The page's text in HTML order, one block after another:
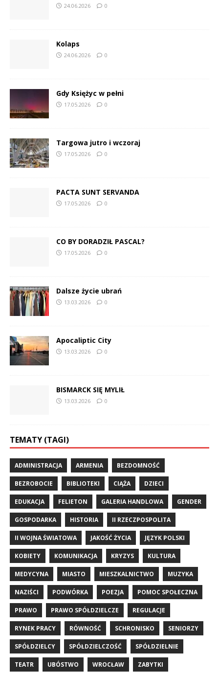
24.06.2026 0
Kolaps
24.06.2026 0
Gdy Księżyc w pełni
17.05.2026 0
Targowa jutro i wczoraj
17.05.2026 0
PACTA SUNT SERVANDA
17.05.2026 0
CO BY DORADZIŁ PASCAL?
17.05.2026 0
Dalsze życie ubrań
13.03.2026 0
Apocaliptic City
13.03.2026 0
BISMARCK SIĘ MYLIŁ
13.03.2026 0
TEMATY (TAGI)
ADMINISTRACJA ARMENIA BEZDOMNOŚĆ
BEZROBOCIE BIBLIOTEKI CIĄŻA DZIECI
EDUKACJA FELIETON GALERIA HANDLOWA GENDER
GOSPODARKA HISTORIA II RZECZPOSPOLITA
II WOJNA ŚWIATOWA JAKOŚĆ ŻYCIA JĘZYK POLSKI
KOBIETY KOMUNIKACJA KRYZYS KULTURA
MEDYCYNA MIASTO MIESZKALNICTWO MUZYKA
NAZIŚCI PODWÓRKA POEZJA POMOC SPOŁECZNA
PRAWO PRAWO SPÓŁDZIELCZE REGULACJE
RYNEK PRACY RÓWNOŚĆ SCHRONISKO SENIORZY
SPÓŁDZIELCY SPÓŁDZIELCZOŚĆ SPÓŁDZIELNIE
TEATR UBÓSTWO WROCŁAW ZABYTKI